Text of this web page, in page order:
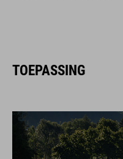
TOEPASSING